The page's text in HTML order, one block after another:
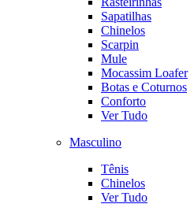
Sapatilhas
Chinelos
Scarpin
Mule
Mocassim Loafer
Botas e Coturnos
Conforto
Ver Tudo
Masculino
Tênis
Chinelos
Ver Tudo